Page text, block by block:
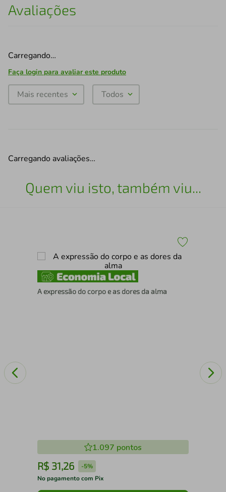
Avaliações
Carregando…
Faça login para avaliar este produto
Mais recentes Todos
Carregando avaliações…
Quem viu isto, também viu...
A expressão do corpo e as dores da alma
1.097 pontos
R$ 31,26 -5%
No pagamento com Pix